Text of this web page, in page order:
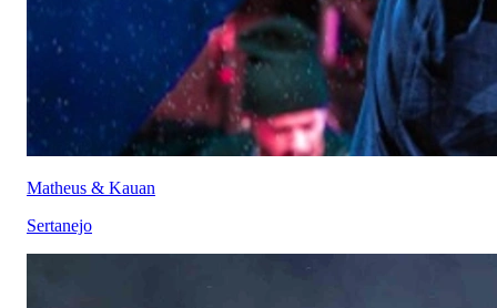
Matheus & Kauan
Sertanejo